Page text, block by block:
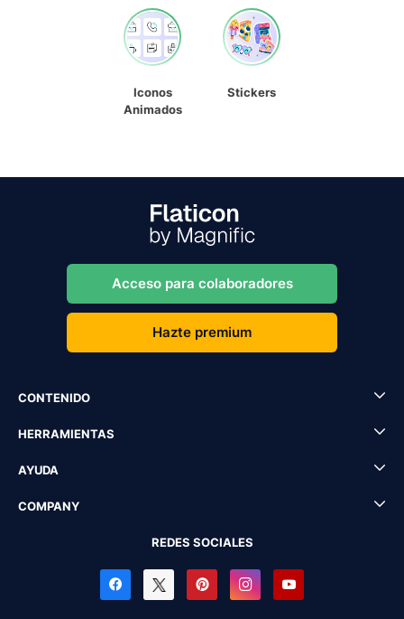
Iconos
Animados
Stickers
Acceso para colaboradores
Hazte premium
CONTENIDO
HERRAMIENTAS
AYUDA
COMPANY
REDES SOCIALES